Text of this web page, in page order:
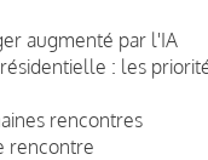
augmenté par l'IA
: les
rencontres
rencontre